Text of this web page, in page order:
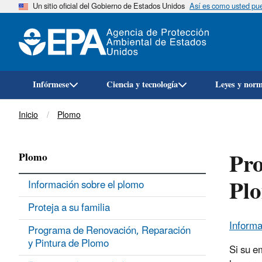
Un sitio oficial del Gobierno de Estados Unidos Así es como usted
Infórmese Ciencia y tecnología Leyes y
Breadcrumb
Inicio Plomo
Si su
Plomo
Información sobre el plomo
Proteja a su familia
Programa de Renovación, Reparación
y Pintura de Plomo